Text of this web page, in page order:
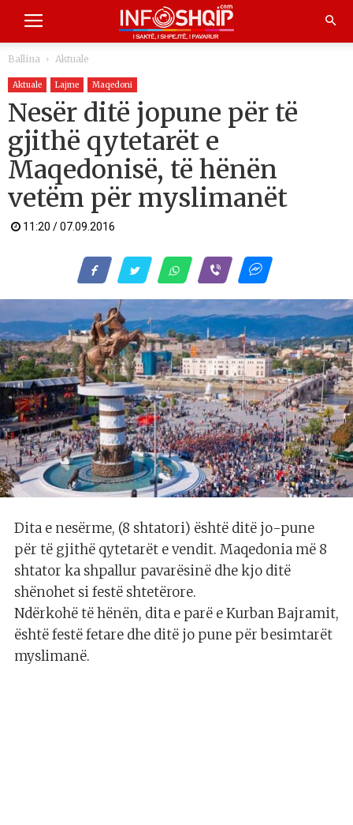
Ballina Aktuale
Aktuale Lajme Maqedoni
Nesër ditë jopune për të
gjithë qytetarët e
Maqedonisë, të hënën
vetëm për myslimanët
11:20 / 07.09.2016
Dita e nesërme, (8 shtatori) është ditë jo-pune
për të gjithë qytetarët e vendit. Maqedonia më 8
shtator ka shpallur pavarësinë dhe kjo ditë
shënohet si festë shtetërore.
Ndërkohë të hënën, dita e parë e Kurban Bajramit,
është festë fetare dhe ditë jo pune për besimtarët
myslimanë.